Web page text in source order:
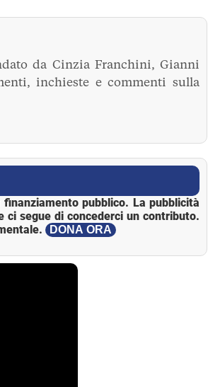
da Cinzia Franchini, Gianni
inchieste e commenti sulla
pubblico. La pubblicità
segue di concederci un contributo.
DONA ORA